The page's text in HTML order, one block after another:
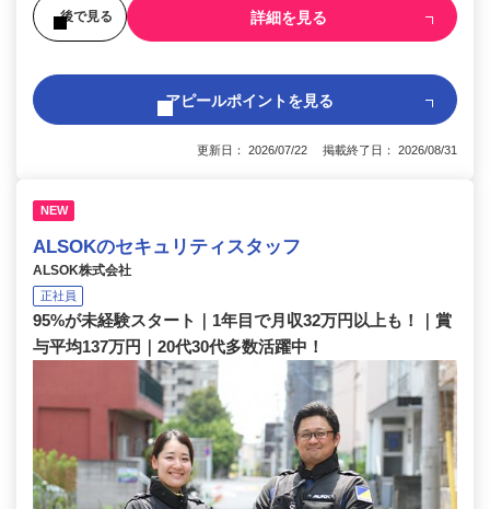
後で見る 詳細を見る
アピールポイントを見る
更新日： 2026/07/22 掲載終了日： 2026/08/31
NEW
ALSOKのセキュリティスタッフ
ALSOK株式会社
正社員
95%が未経験スタート｜1年目で月収32万円以上も！｜賞
与平均137万円｜20代30代多数活躍中！